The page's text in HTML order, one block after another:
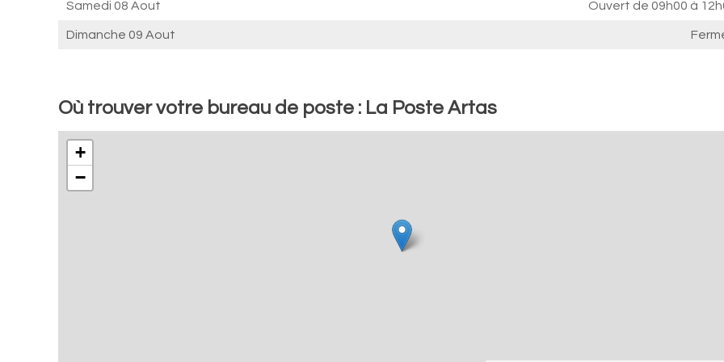
Samedi 08 Aout Ouvert de 09h00 à
Dimanche 09 Aout
Où trouver votre bureau de poste : La Poste Artas
+
−